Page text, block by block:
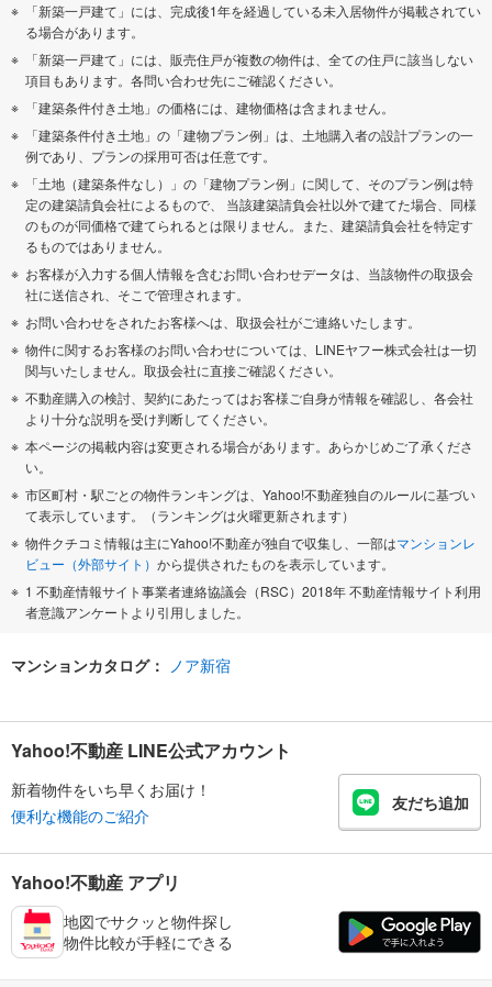
「新築一戸建て」には、完成後1年を経過している未入居物件が掲載されてい
る場合があります。
「新築一戸建て」には、販売住戸が複数の物件は、全ての住戸に該当しない
項目もあります。各問い合わせ先にご確認ください。
「建築条件付き土地」の価格には、建物価格は含まれません。
「建築条件付き土地」の「建物プラン例」は、土地購入者の設計プランの一
例であり、プランの採用可否は任意です。
「土地（建築条件なし）」の「建物プラン例」に関して、そのプラン例は特
定の建築請負会社によるもので、 当該建築請負会社以外で建てた場合、同様
のものが同価格で建てられるとは限りません。また、建築請負会社を特定す
るものではありません。
お客様が入力する個人情報を含むお問い合わせデータは、当該物件の取扱会
社に送信され、そこで管理されます。
お問い合わせをされたお客様へは、取扱会社がご連絡いたします。
物件に関するお客様のお問い合わせについては、LINEヤフー株式会社は一切
関与いたしません。取扱会社に直接ご確認ください。
不動産購入の検討、契約にあたってはお客様ご自身が情報を確認し、各会社
より十分な説明を受け判断してください。
本ページの掲載内容は変更される場合があります。あらかじめご了承くださ
い。
市区町村・駅ごとの物件ランキングは、Yahoo!不動産独自のルールに基づい
て表示しています。（ランキングは火曜更新されます）
物件クチコミ情報は主にYahoo!不動産が独自で収集し、一部はマンションレ
ビュー（外部サイト） から提供されたものを表示しています。
1 不動産情報サイト事業者連絡協議会（RSC）2018年 不動産情報サイト利用
者意識アンケートより引用しました。
マンションカタログ： ノア新宿
Yahoo!不動産 LINE公式アカウント
新着物件をいち早くお届け！
便利な機能のご紹介
友だち追加
Yahoo!不動産 アプリ
地図でサクッと物件探し
物件比較が手軽にできる